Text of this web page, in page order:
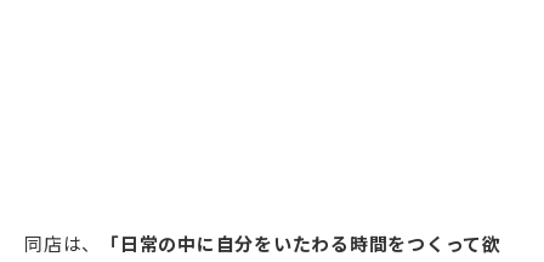
同店は、
「日常の中に自分をいたわる時間をつくって欲